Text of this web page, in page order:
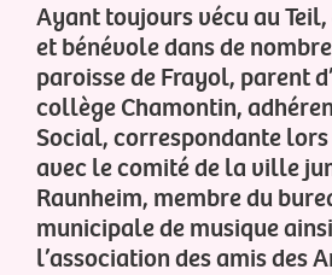
Ayant toujours vécu au
et bénévole dans de
paroisse de Frayol, parent
collège Chamontin,
Social, correspondante lors
avec le comité de la ville
Raunheim, membre du
municipale de musique
l’association des amis des